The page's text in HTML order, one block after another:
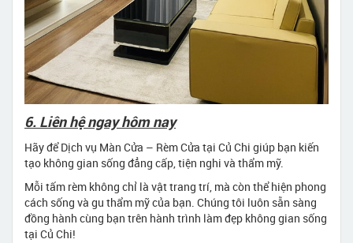
6. Liên hệ ngay hôm nay
Hãy để Dịch vụ Màn Cửa – Rèm Cửa tại Củ Chi giúp bạn kiến
tạo không gian sống đẳng cấp, tiện nghi và thẩm mỹ.
Mỗi tấm rèm không chỉ là vật trang trí, mà còn thể hiện phong
cách sống và gu thẩm mỹ của bạn. Chúng tôi luôn sẵn sàng
đồng hành cùng bạn trên hành trình làm đẹp không gian sống
tại Củ Chi!